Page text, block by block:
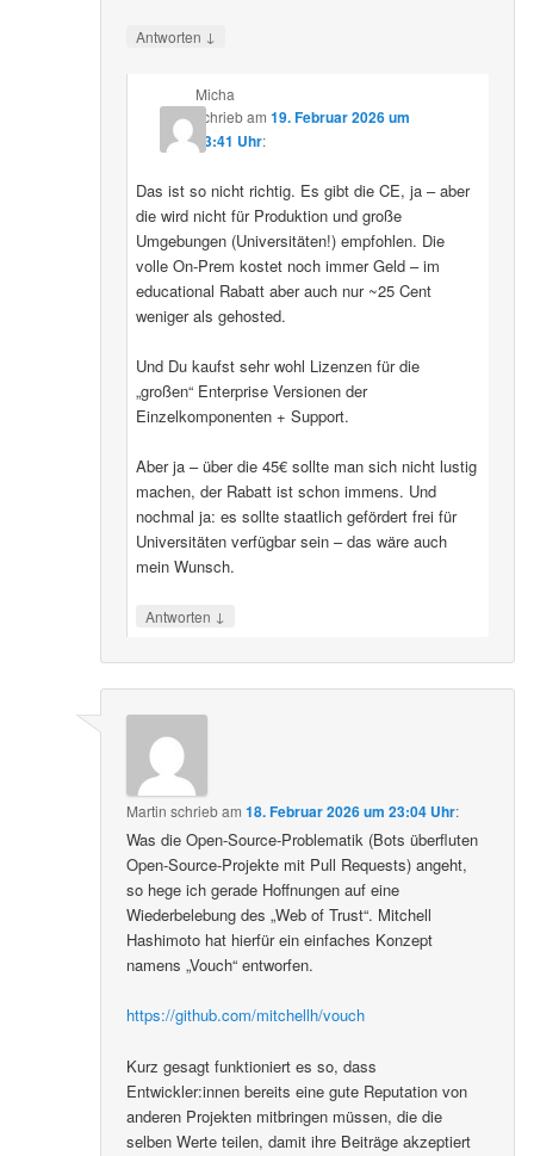
Antworten ↓
Micha
schriebam 19. Februar 2026 um
13:41 Uhr:
Das ist so nicht richtig. Es gibt die CE, ja – aber
die wird nicht für Produktion und große
Umgebungen (Universitäten!) empfohlen. Die
volle On-Prem kostet noch immer Geld – im
educational Rabatt aber auch nur ~25 Cent
weniger als gehosted.
Und Du kaufst sehr wohl Lizenzen für die
„großen“ Enterprise Versionen der
Einzelkomponenten + Support.
Aber ja – über die 45€ sollte man sich nicht lustig
machen, der Rabatt ist schon immens. Und
nochmal ja: es sollte staatlich gefördert frei für
Universitäten verfügbar sein – das wäre auch
mein Wunsch.
Antworten ↓
Martin schriebam18. Februar 2026 um 23:04 Uhr:
Was die Open-Source-Problematik (Bots überfluten
Open-Source-Projekte mit Pull Requests) angeht,
so hege ich gerade Hoffnungen auf eine
Wiederbelebung des „Web of Trust“. Mitchell
Hashimoto hat hierfür ein einfaches Konzept
namens „Vouch“ entworfen.
https://github.com/mitchellh/vouch
Kurz gesagt funktioniert es so, dass
Entwickler:innen bereits eine gute Reputation von
anderen Projekten mitbringen müssen, die die
selben Werte teilen, damit ihre Beiträge akzeptiert